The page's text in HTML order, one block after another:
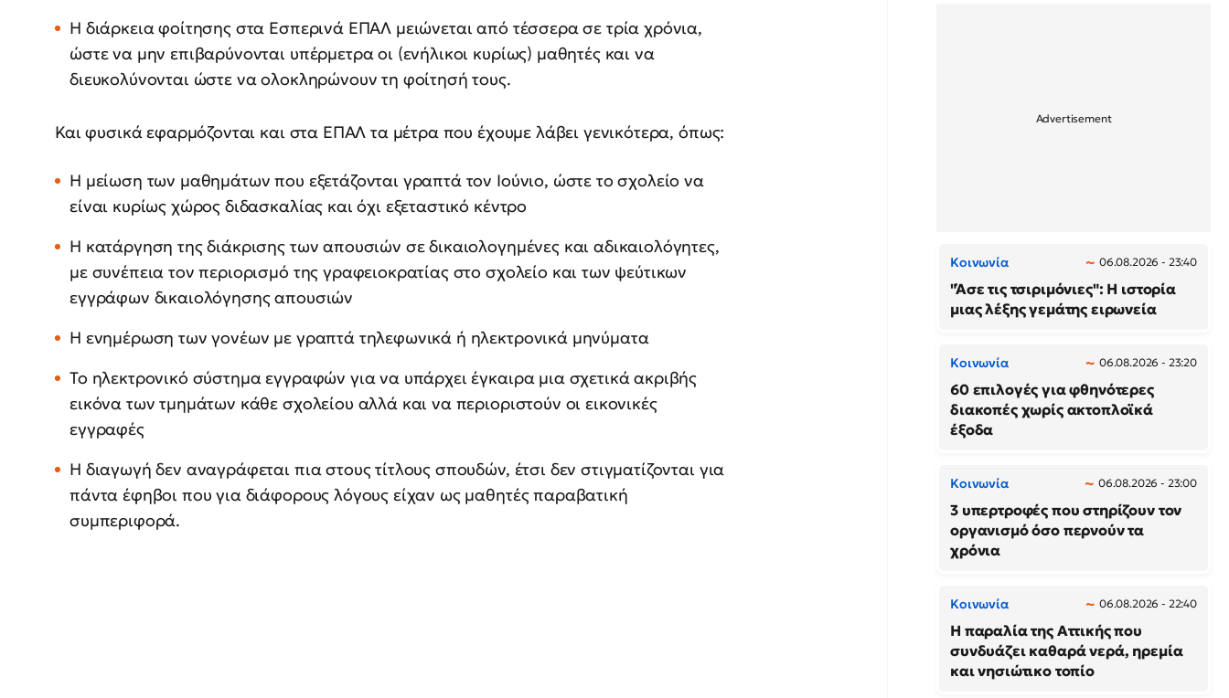
Η διάρκεια φοίτησης στα Εσπερινά ΕΠΑΛ μειώνεται από τέσσερα σε τρία χρόνια,
ώστε να μην επιβαρύνονται υπέρμετρα οι (ενήλικοι κυρίως) μαθητές και να
διευκολύνονται ώστε να ολοκληρώνουν τη φοίτησή τους.
Και φυσικά εφαρμόζονται και στα ΕΠΑΛ τα μέτρα που έχουμε λάβει γενικότερα, όπως:
Η μείωση των μαθημάτων που εξετάζονται γραπτά τον Ιούνιο, ώστε το σχολείο να
είναι κυρίως χώρος διδασκαλίας και όχι εξεταστικό κέντρο
Η κατάργηση της διάκρισης των απουσιών σε δικαιολογημένες και αδικαιολόγητες,
με συνέπεια τον περιορισμό της γραφειοκρατίας στο σχολείο και των ψεύτικων
εγγράφων δικαιολόγησης απουσιών
Η ενημέρωση των γονέων με γραπτά τηλεφωνικά ή ηλεκτρονικά μηνύματα
Το ηλεκτρονικό σύστημα εγγραφών για να υπάρχει έγκαιρα μια σχετικά ακριβής
εικόνα των τμημάτων κάθε σχολείου αλλά και να περιοριστούν οι εικονικές
εγγραφές
Η διαγωγή δεν αναγράφεται πια στους τίτλους σπουδών, έτσι δεν στιγματίζονται για
πάντα έφηβοι που για διάφορους λόγους είχαν ως μαθητές παραβατική
συμπεριφορά.
Κοινωνία 06.08.2026 - 23:40
"Άσε τις τσιριμόνιες": Η ιστορία
μιας λέξης γεμάτης ειρωνεία
Κοινωνία 06.08.2026 - 23:20
60 επιλογές για φθηνότερες
διακοπές χωρίς ακτοπλοϊκά
έξοδα
Κοινωνία 06.08.2026 - 23:00
3 υπερτροφές που στηρίζουν τον
οργανισμό όσο περνούν τα
χρόνια
Κοινωνία 06.08.2026 - 22:40
Η παραλία της Αττικής που
συνδυάζει καθαρά νερά, ηρεμία
και νησιώτικο τοπίο